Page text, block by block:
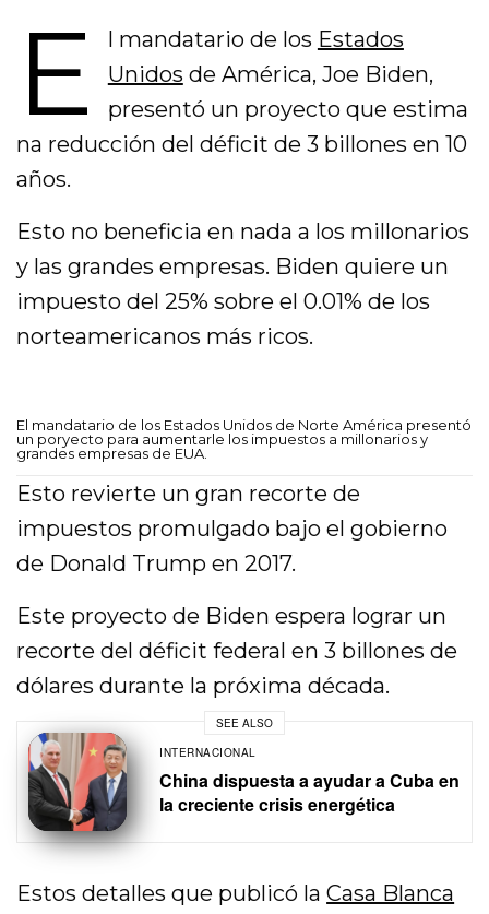
E l mandatario de los Estados
Unidos de América, Joe Biden,
presentó un proyecto que estima
na reducción del déficit de 3 billones en 10
años.
Esto no beneficia en nada a los millonarios
y las grandes empresas. Biden quiere un
impuesto del 25% sobre el 0.01% de los
norteamericanos más ricos.
El mandatario de los Estados Unidos de Norte América presentó
un poryecto para aumentarle los impuestos a millonarios y
grandes empresas de EUA.
Esto revierte un gran recorte de
impuestos promulgado bajo el gobierno
de Donald Trump en 2017.
Este proyecto de Biden espera lograr un
recorte del déficit federal en 3 billones de
dólares durante la próxima década.
SEE ALSO
INTERNACIONAL
China dispuesta a ayudar a Cuba en
la creciente crisis energética
Estos detalles que publicó laCasa Blanca